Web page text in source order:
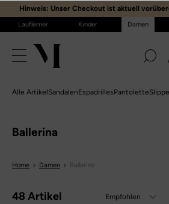
Hinweis: Unser Checkout ist aktuell
Lauflerner Kinder Damen
Alle ArtikelSandalenEspadrillesPantolette
Ballerina
Home Damen Ballerina
48 Artikel